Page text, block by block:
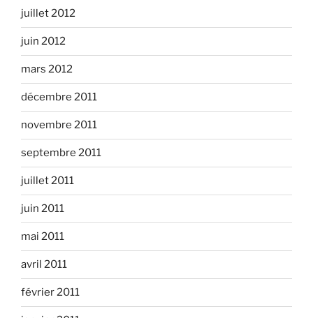
juillet 2012
juin 2012
mars 2012
décembre 2011
novembre 2011
septembre 2011
juillet 2011
juin 2011
mai 2011
avril 2011
février 2011